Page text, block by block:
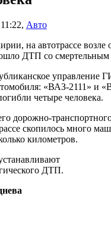
, Авто
на автотрассе возле
ДТП со смертельным
управление
«ВАЗ-2111» и
четыре человека.
дорожно-
скопилось много
километров.
ДТП.